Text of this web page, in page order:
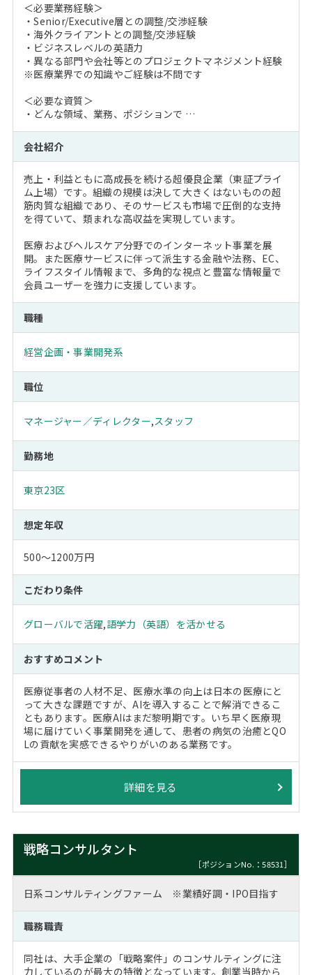
＜必要業務経験＞
・Senior/Executive層との調整/交渉経験
・海外クライアントとの調整/交渉経験
・ビジネスレベルの英語力
・異なる部門や会社等とのプロジェクトマネジメント経験
※医療業界での知識やご経験は不問です
＜必要な資質＞
・どんな領域、業務、ポジションで …
会社紹介
売上・利益ともに高成長を続ける超優良企業（東証プライ
ム上場）です。組織の規模は決して大きくはないものの超
筋肉質な組織であり、そのサービスも市場で圧倒的な支持
を得ていて、類まれな高収益を実現しています。
医療およびヘルスケア分野でのインターネット事業を展
開。また医療サービスに伴って派生する金融や法務、EC、
ライフスタイル情報まで、多角的な視点と豊富な情報量で
会員ユーザーを強力に支援しています。
職種
経営企画・事業開発系
職位
マネージャー／ディレクター,スタッフ
勤務地
東京23区
想定年収
500～1200万円
こだわり条件
グローバルで活躍,語学力（英語）を活かせる
おすすめコメント
医療従事者の人材不足、医療水準の向上は日本の医療にと
って大きな課題ですが、AIを導入することで解消できるこ
ともあります。医療AIはまだ黎明期です。いち早く医療現
場に届けていく事業開発を通して、患者の病気の治癒とQO
Lの貢献を実感できるやりがいのある業務です。
詳細を見る
戦略コンサルタント
［ポジションNo.：58531］
日系コンサルティングファーム ※業績好調・IPO目指す
職務職責
同社は、大手企業の「戦略案件」のコンサルティングに注
力しているのが最大の特徴となっています。創業当時から